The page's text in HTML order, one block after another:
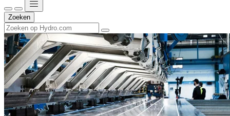
Zoeken